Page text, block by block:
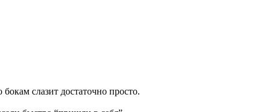
слазит достаточно просто.